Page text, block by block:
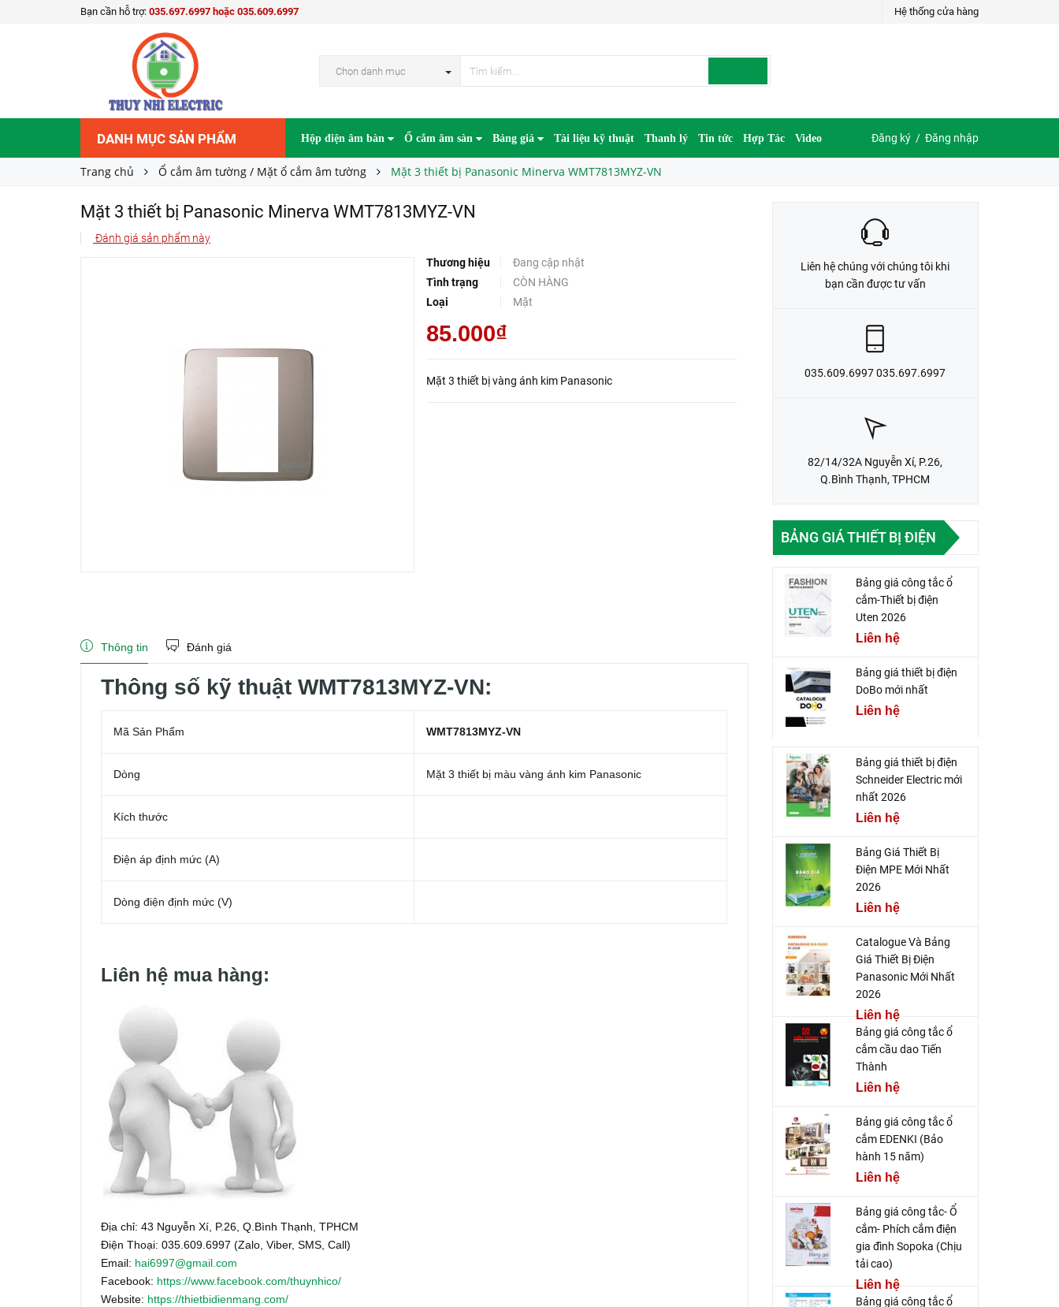
Bạn cần hỗ trợ: 035.697.6997 hoặc 035.609.6997 Hệ thống cửa hàng
Chọn danh mục
DANH MỤC SẢN PHẨM Hộp điện âm bàn Ổ cắm âm sàn Bảng giá Tài liệu kỹ thuật Thanh lý Tin tức Hợp Tác Video Đăng ký / Đăng nhập
Trang chủ Ổ cắm âm tường / Mặt ổ cắm âm tường Mặt 3 thiết bị Panasonic Minerva WMT7813MYZ-VN
Mặt 3 thiết bị Panasonic Minerva WMT7813MYZ-VN
Đánh giá sản phẩm này
Thương hiệu
Đang cập nhật
Tình trạng
CÒN HÀNG
Loại
Mặt
85.000₫
Mặt 3 thiết bị vàng ánh kim Panasonic
Mặt 3 thiết bị Panasonic Minerva WMT7813MYZ-VN
Giá bán: 85.000₫
LIÊN HỆ ĐẶT HÀNG
Thông tin Đánh giá
Thông số kỹ thuật WMT7813MYZ-VN:
Mã Sản Phẩm WMT7813MYZ-VN
Dòng Mặt 3 thiết bị màu vàng ánh kim Panasonic
Kích thước
Điện áp định mức (A)
Dòng điện định mức (V)
Liên hệ mua hàng:
Địa chỉ: 43 Nguyễn Xí, P.26, Q.Bình Thạnh, TPHCM
Điện Thoại: 035.609.6997 (Zalo, Viber, SMS, Call)
Email: hai6997@gmail.com
Facebook: https://www.facebook.com/thuynhico/
Website: https://thietbidienmang.com/
Liên hệ chúng với chúng tôi khi
bạn cần được tư vấn
035.609.6997 035.697.6997
82/14/32A Nguyễn Xí, P.26,
Q.Bình Thạnh, TPHCM
BẢNG GIÁ THIẾT BỊ ĐIỆN
Bảng giá công tắc ổ
cắm-Thiết bị điện
Uten 2026
Liên hệ
Bảng giá thiết bị điện
DoBo mới nhất
Liên hệ
Bảng giá thiết bị điện
Schneider Electric mới
nhất 2026
Liên hệ
Bảng Giá Thiết Bị
Điện MPE Mới Nhất
2026
Liên hệ
Catalogue Và Bảng
Giá Thiết Bị Điện
Panasonic Mới Nhất
2026
Liên hệ
Bảng giá công tắc ổ
cắm cầu dao Tiến
Thành
Liên hệ
Bảng giá công tắc ổ
cắm EDENKI (Bảo
hành 15 năm)
Liên hệ
Bảng giá công tắc- Ổ
cắm- Phích cắm điện
gia đình Sopoka (Chịu
tải cao)
Liên hệ
Bảng giá công tắc ổ